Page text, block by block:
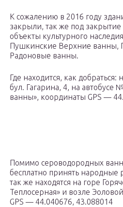
К сожалению в 2016 году
закрыли, так же под
объекты культурного
Пушкинские Верхние ванны,
Радоновые ванны.
Где находится, как добраться:
бул. Гагарина, 4, на автобусе
ванны», координаты GPS —
Помимо сероводородных
бесплатно принять
так же находятся на горе
Теплосерная» и возле
GPS — 44.040676, 43.088014